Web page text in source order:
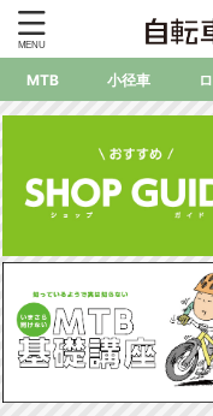
MTB 小径車